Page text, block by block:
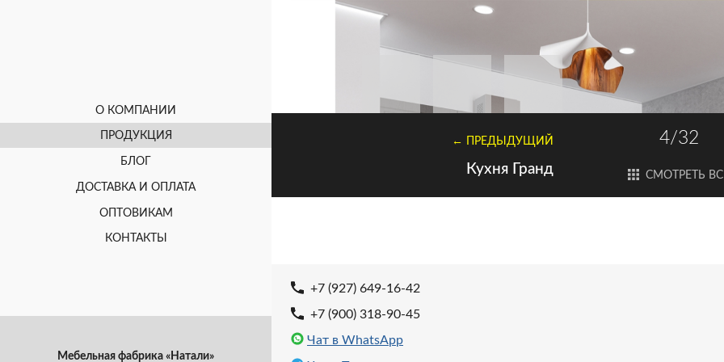
О КОМПАНИИ
ПРОДУКЦИЯ
БЛОГ
ДОСТАВКА И ОПЛАТА
ОПТОВИКАМ
КОНТАКТЫ
Мебельная фабрика «Натали»
Кухня Капри
← ПРЕДЫДУЩИЙ
Кухня Гранд
4/32
СМОТРЕТЬ
+7 (927) 649-16-42
+7 (900) 318-90-45
Чат в WhatsApp